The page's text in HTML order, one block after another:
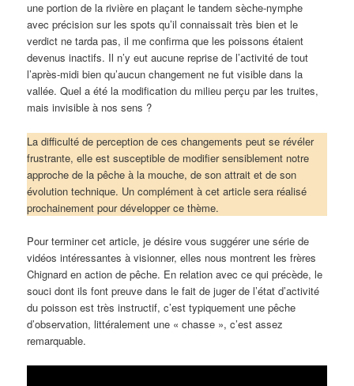
une portion de la rivière en plaçant le tandem sèche-nymphe
avec précision sur les spots qu’il connaissait très bien et le
verdict ne tarda pas, il me confirma que les poissons étaient
devenus inactifs. Il n’y eut aucune reprise de l’activité de tout
l’après-midi bien qu’aucun changement ne fut visible dans la
vallée. Quel a été la modification du milieu perçu par les truites,
mais invisible à nos sens ?
La difficulté de perception de ces changements peut se révéler
frustrante, elle est susceptible de modifier sensiblement notre
approche de la pêche à la mouche, de son attrait et de son
évolution technique. Un complément à cet article sera réalisé
prochainement pour développer ce thème.
Pour terminer cet article, je désire vous suggérer une série de
vidéos intéressantes à visionner, elles nous montrent les frères
Chignard en action de pêche. En relation avec ce qui précède, le
souci dont ils font preuve dans le fait de juger de l’état d’activité
du poisson est très instructif, c’est typiquement une pêche
d’observation, littéralement une « chasse », c’est assez
remarquable.